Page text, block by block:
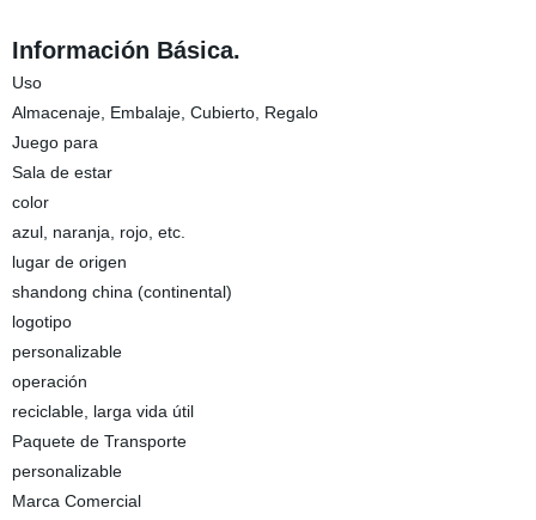
Información Básica.
Uso
Almacenaje, Embalaje, Cubierto, Regalo
Juego para
Sala de estar
color
azul, naranja, rojo, etc.
lugar de origen
shandong china (continental)
logotipo
personalizable
operación
reciclable, larga vida útil
Paquete de Transporte
personalizable
Marca Comercial